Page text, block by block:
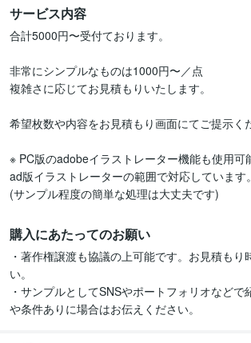
サービス内容
合計5000円〜受付ております。
非常にシンプルなものは1000円〜／点
複雑さに応じてお見積もりいたします。
希望枚数や内容をお見積もり画面にてご提示く
※ PC版のadobeイラストレーター機能も使用可
ad版イラストレーターの範囲で対応しています。
(サンプル程度の簡単な処理は大丈夫です)
購入にあたってのお願い
・著作権譲渡も協議の上可能です。お見積もり
い。
・サンプルとしてSNSやポートフォリオなどで
や条件ありに場合はお伝えください。